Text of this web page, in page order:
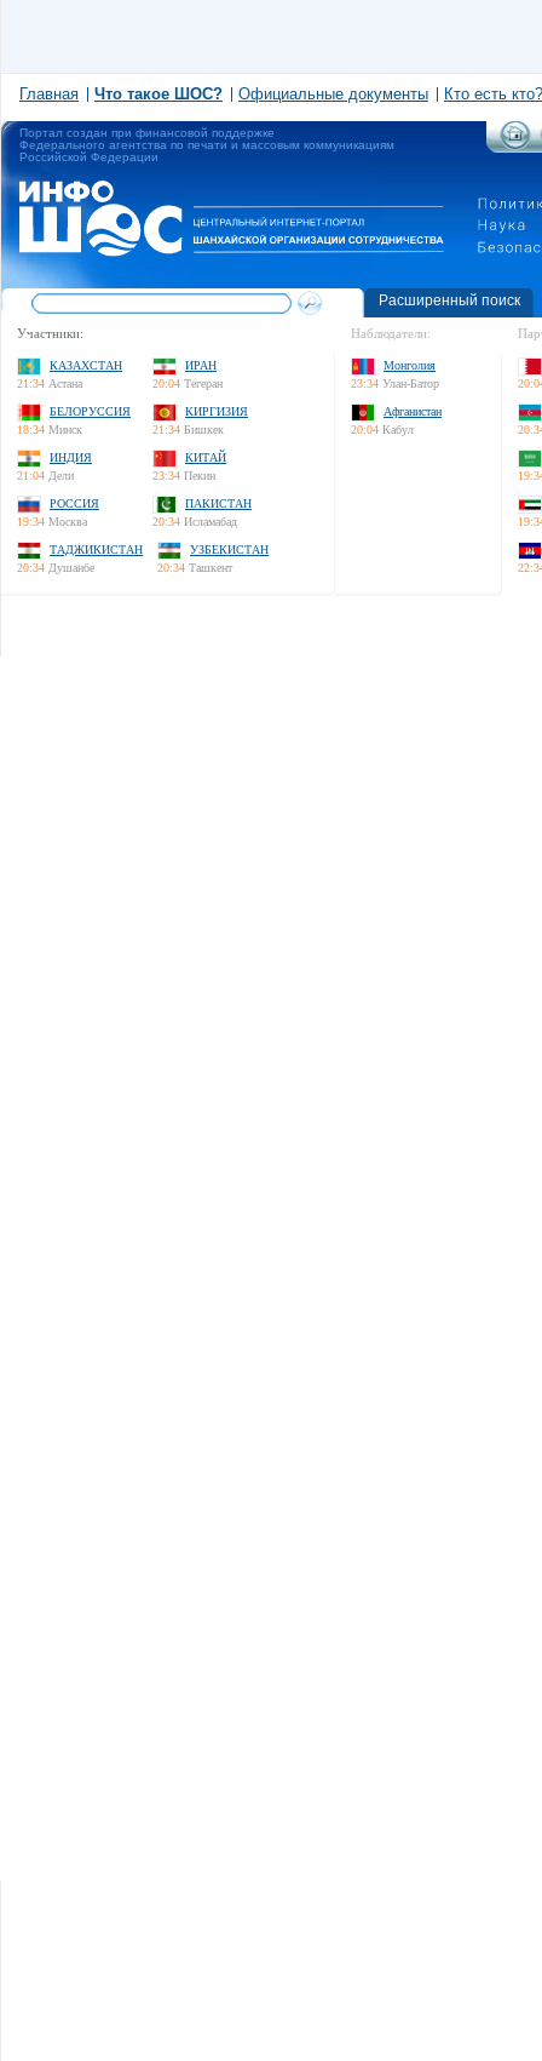
Главная Что такое ШОС? Официальные документы Кто есть кто?
Портал создан при финансовой поддержке
Федерального агентства по печати и массовым коммуникациям
Российской Федерации
Расширенный поиск
Участники:
КАЗАХСТАН
21:34 Астана
ИРАН
20:04 Тегеран
БЕЛОРУССИЯ
18:34 Минск
КИРГИЗИЯ
21:34 Бишкек
ИНДИЯ
21:04 Дели
КИТАЙ
23:34 Пекин
РОССИЯ
19:34 Москва
ПАКИСТАН
20:34 Исламабад
ТАДЖИКИСТАН
20:34 Душанбе
УЗБЕКИСТАН
20:34 Ташкент
Наблюдатели:
Монголия
23:34 Улан-Батор
Афганистан
20:04 Кабул